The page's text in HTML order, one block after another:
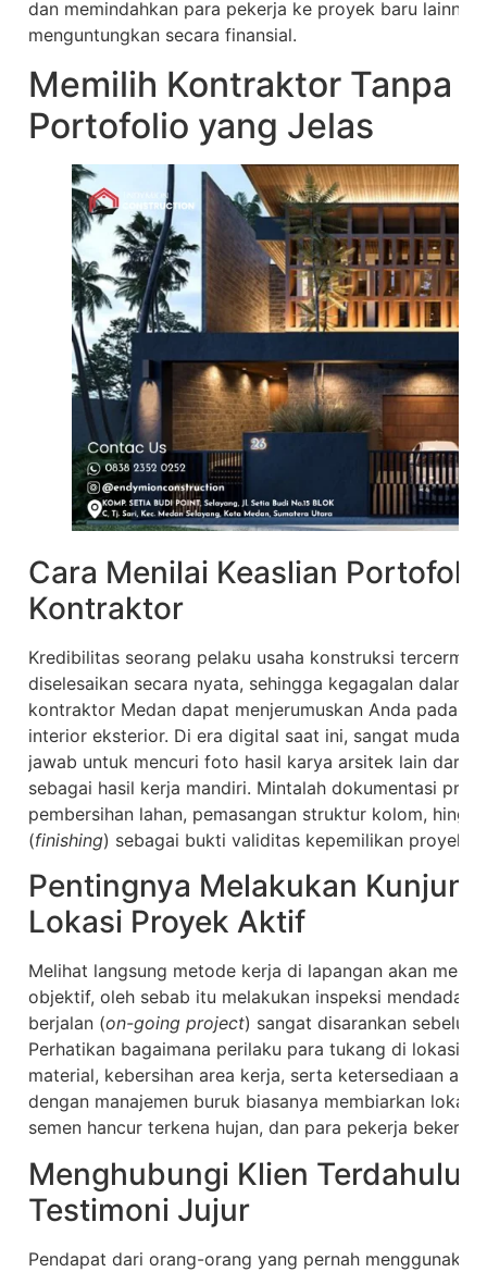
dan memindahkan para pekerja ke proyek baru
menguntungkan secara finansial.
Memilih Kontraktor Tanpa
Portofolio yang Jelas
Cara Menilai Keaslian
Kontraktor
Kredibilitas seorang pelaku usaha konstruksi
diselesaikan secara nyata, sehingga kegagalan dalam
kontraktor Medan dapat menjerumuskan Anda pada
interior eksterior. Di era digital saat ini, sangat mudah
jawab untuk mencuri foto hasil karya arsitek lain dari
sebagai hasil kerja mandiri. Mintalah dokumentasi
pembersihan lahan, pemasangan struktur kolom,
(finishing) sebagai bukti validitas kepemilikan proyek
Pentingnya Melakukan
Lokasi Proyek Aktif
Melihat langsung metode kerja di lapangan akan
objektif, oleh sebab itu melakukan inspeksi mendadak
berjalan (on-going project) sangat disarankan
Perhatikan bagaimana perilaku para tukang di lokasi,
material, kebersihan area kerja, serta ketersediaan
dengan manajemen buruk biasanya membiarkan
semen hancur terkena hujan, dan para pekerja bekerja
Menghubungi Klien Terdahulu
Testimoni Jujur
Pendapat dari orang-orang yang pernah menggunakan